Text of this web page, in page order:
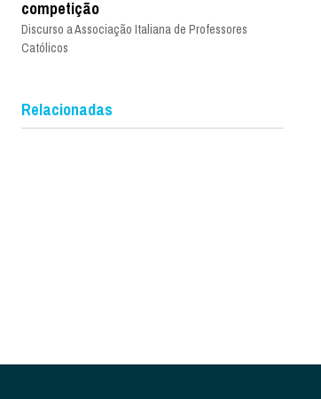
competição
Discurso a Associação Italiana de Professores
Católicos
Relacionadas